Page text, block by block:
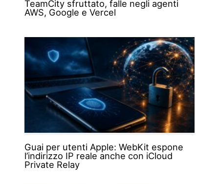
TeamCity sfruttato, falle negli agenti
AWS, Google e Vercel
Guai per utenti Apple: WebKit espone
l’indirizzo IP reale anche con iCloud
Private Relay